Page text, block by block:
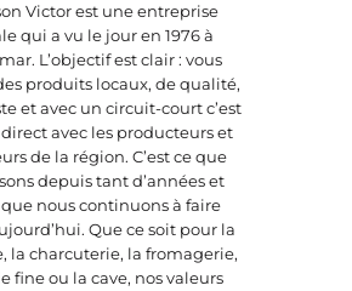
Victor est une entreprise
qui a vu le jour en 1976 à
L’objectif est clair : vous
produits locaux, de qualité,
et avec un circuit-court c’est
avec les producteurs et
de la région. C’est ce que
depuis tant d’années et
que nous continuons à faire
Que ce soit pour la
la charcuterie, la fromagerie,
fine ou la cave, nos valeurs